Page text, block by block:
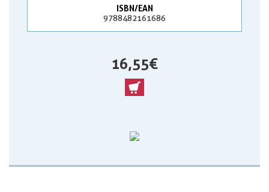
ISBN/EAN
9788482161686
16,55 €